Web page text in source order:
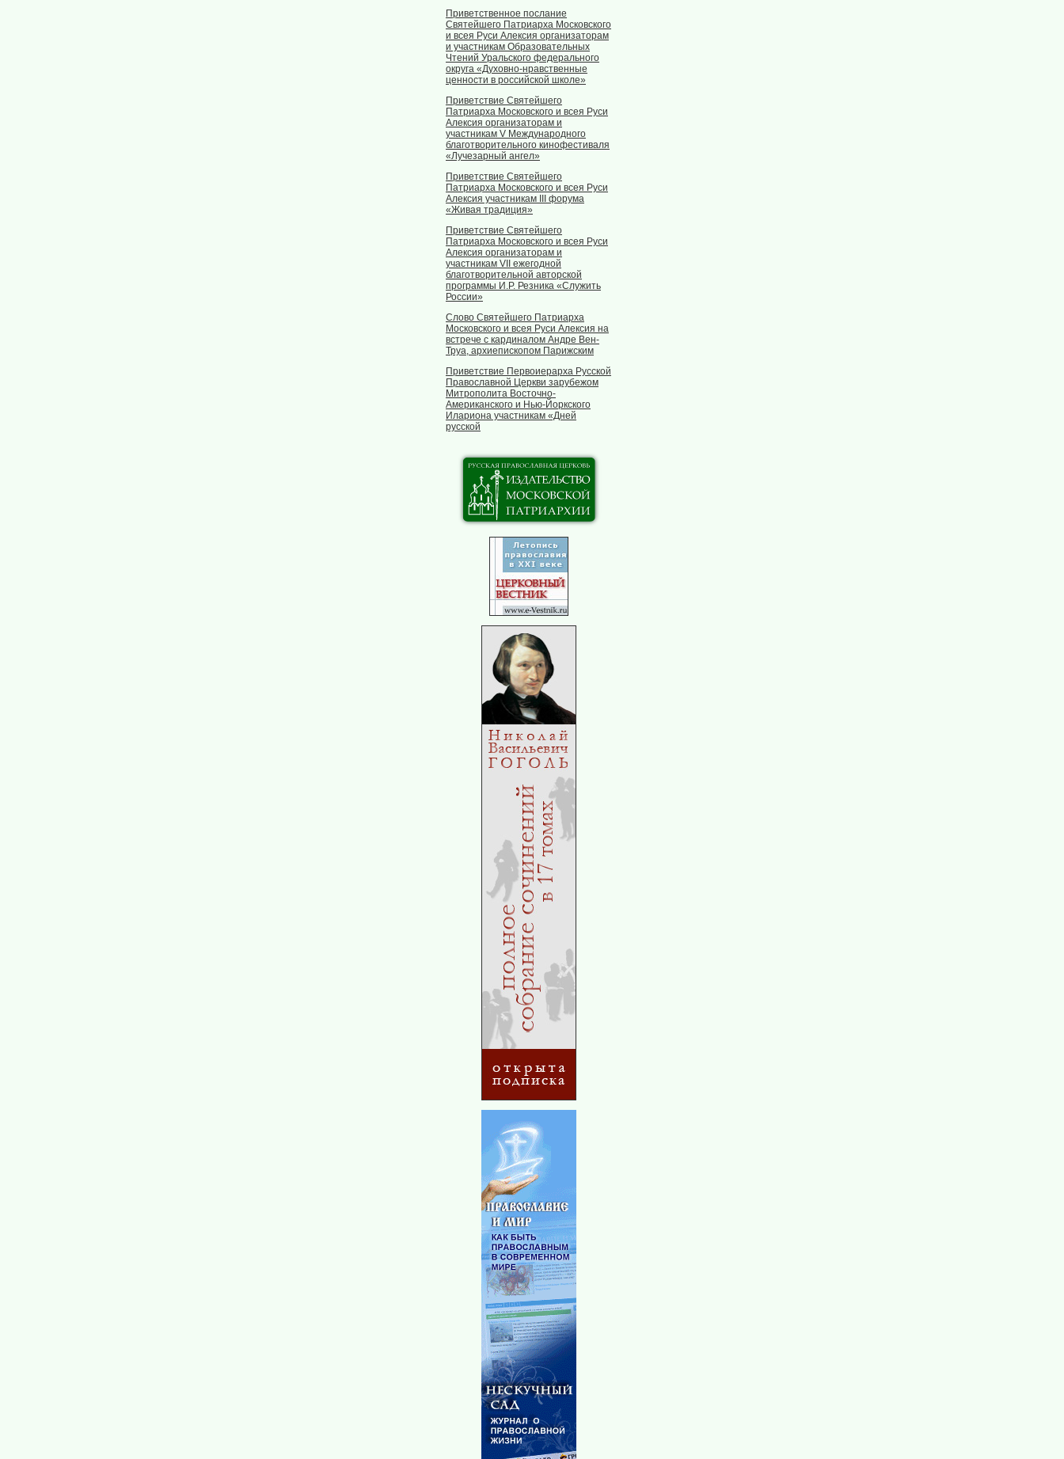
Приветственное послание
Святейшего Патриарха Московского
и всея Руси Алексия организаторам
и участникам Образовательных
Чтений Уральского федерального
округа «Духовно-нравственные
ценности в российской школе»
Приветствие Святейшего
Патриарха Московского и всея Руси
Алексия организаторам и
участникам V Международного
благотворительного кинофестиваля
«Лучезарный ангел»
Приветствие Святейшего
Патриарха Московского и всея Руси
Алексия участникам III форума
«Живая традиция»
Приветствие Святейшего
Патриарха Московского и всея Руси
Алексия организаторам и
участникам VII ежегодной
благотворительной авторской
программы И.Р. Резника «Служить
России»
Слово Святейшего Патриарха
Московского и всея Руси Алексия на
встрече с кардиналом Андре Вен-
Труа, архиепископом Парижским
Приветствие Первоиерарха Русской
Православной Церкви зарубежом
Митрополита Восточно-
Американского и Нью-Йоркского
Илариона участникам «Дней
русской